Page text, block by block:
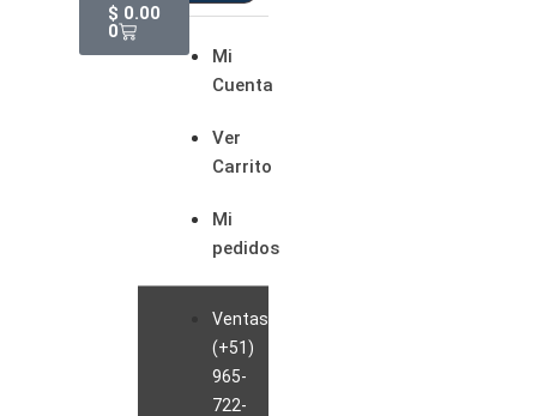
$ 0.00
0
Mi
Cuenta
Ver
Carrito
Mi
pedidos
Ventas:
(+51)
965-
722-